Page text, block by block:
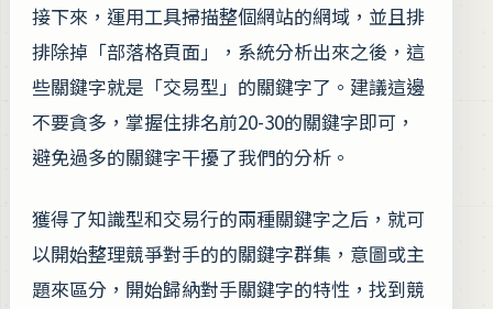
接下來，運用工具掃描整個網站的網域，並且排
排除掉「部落格頁面」，系統分析出來之後，這
些關鍵字就是「交易型」的關鍵字了。建議這邊
不要貪多，掌握住排名前20-30的關鍵字即可，
避免過多的關鍵字干擾了我們的分析。
獲得了知識型和交易行的兩種關鍵字之后，就可
以開始整理競爭對手的的關鍵字群集，意圖或主
題來區分，開始歸納對手關鍵字的特性，找到競